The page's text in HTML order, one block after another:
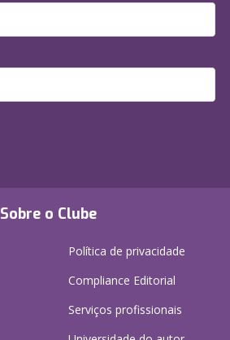
Sobre o Clube
Política de privacidade
Compliance Editorial
Serviços profissionais